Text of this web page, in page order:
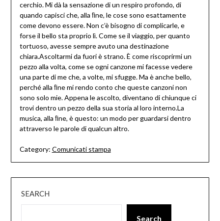
cerchio. Mi dà la sensazione di un respiro profondo, di
quando capisci che, alla ﬁne, le cose sono esattamente
come devono essere. Non c’è bisogno di complicarle, e
forse il bello sta proprio lì. Come se il viaggio, per quanto
tortuoso, avesse sempre avuto una destinazione
chiara.Ascoltarmi da fuori è strano. È come riscoprirmi un
pezzo alla volta, come se ogni canzone mi facesse vedere
una parte di me che, a volte, mi sfugge. Ma è anche bello,
perché alla ﬁne mi rendo conto che queste canzoni non
sono solo mie. Appena le ascolto, diventano di chiunque ci
trovi dentro un pezzo della sua storia al loro interno.La
musica, alla ﬁne, è questo: un modo per guardarsi dentro
attraverso le parole di qualcun altro.
Category: Comunicati stampa
SEARCH
Search